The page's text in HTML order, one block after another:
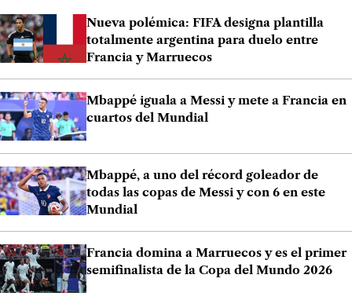
Nueva polémica: FIFA designa plantilla
totalmente argentina para duelo entre
Francia y Marruecos
Mbappé iguala a Messi y mete a Francia en
cuartos del Mundial
Mbappé, a uno del récord goleador de
todas las copas de Messi y con 6 en este
Mundial
Francia domina a Marruecos y es el primer
semifinalista de la Copa del Mundo 2026